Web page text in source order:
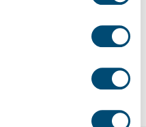
Seuraava artikkeli»